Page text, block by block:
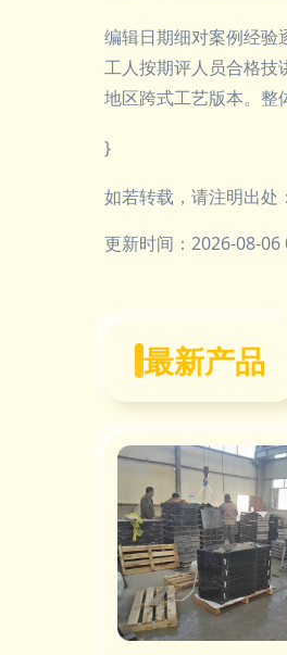
编辑日期细对案例经验
工人按期评人员合格技
地区跨式工艺版本。整
}
如若转载，请注明出
更新时间：2026-08-06
最新产品